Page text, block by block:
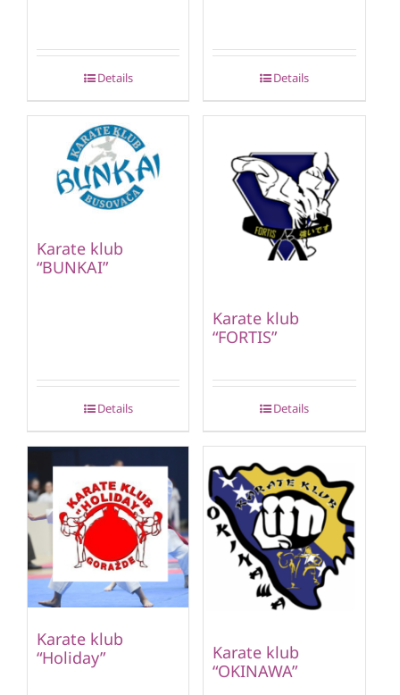
Details Details
Karate klub
“BUNKAI”
Details
Karate klub
“FORTIS”
Details
Karate klub
“Holiday”
Karate klub
“OKINAWA”